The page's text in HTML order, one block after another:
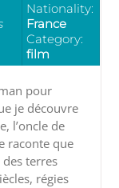
Nationality:
France
Category:
film
pour
je découvre
l’oncle de
raconte que
terres
régies